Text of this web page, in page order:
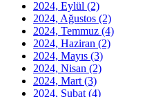
2024, Eylül (2)
2024, Ağustos (2)
2024, Temmuz (4)
2024, Haziran (2)
2024, Mayıs (3)
2024, Nisan (2)
2024, Mart (3)
2024, Şubat (4)